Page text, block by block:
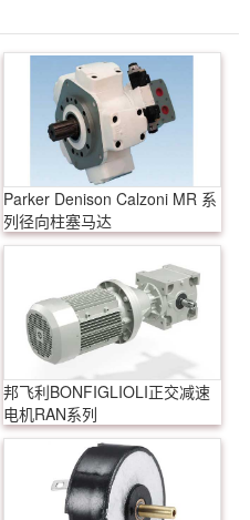
Parker Denison Calzoni MR 系
列径向柱塞马达
邦飞利BONFIGLIOLI正交减速
电机RAN系列